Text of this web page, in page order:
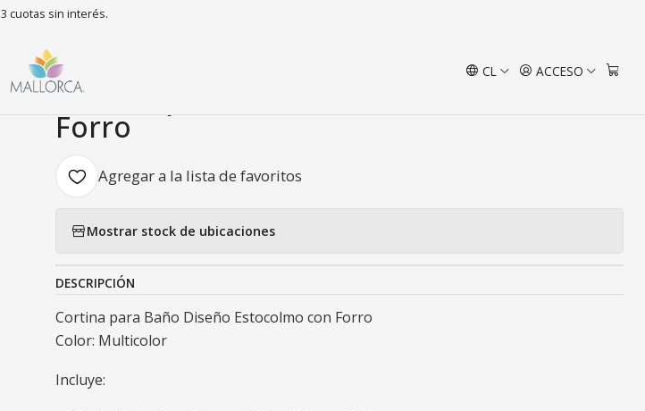
CL ACCESO
3 cuotas sin interés.
Cortina para Baño Diseño Estocolmo con Forro
|
Cortina para Baño Diseño Estocolmo con
Forro
Agregar a la lista de favoritos
Mostrar stock de ubicaciones
DESCRIPCIÓN
Cortina para Baño Diseño Estocolmo con Forro
Color: Multicolor
Incluye: